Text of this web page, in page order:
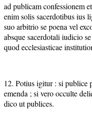
ad publicam confessionem
enim solis sacerdotibus ius
suo arbitrio se poena vel
absque sacerdotali iudicio
quod ecclesiasticae
12. Potius igitur : si publice
emenda ; si vero occulte
dico ut publices.